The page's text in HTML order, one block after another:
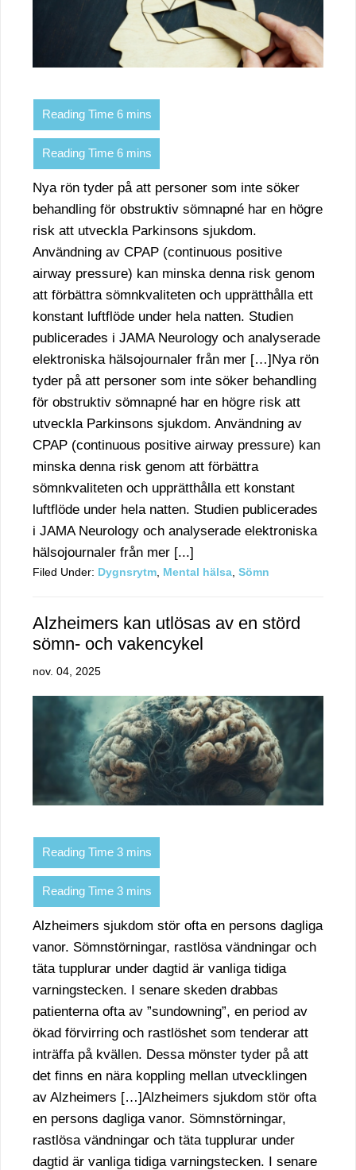
Nya rön tyder på att personer som inte söker
behandling för obstruktiv sömnapné har en högre
risk att utveckla Parkinsons sjukdom.
Användning av CPAP (continuous positive
airway pressure) kan minska denna risk genom
att förbättra sömnkvaliteten och upprätthålla ett
konstant luftflöde under hela natten. Studien
publicerades i JAMA Neurology och analyserade
elektroniska hälsojournaler från mer […]Nya rön
tyder på att personer som inte söker behandling
för obstruktiv sömnapné har en högre risk att
utveckla Parkinsons sjukdom. Användning av
CPAP (continuous positive airway pressure) kan
minska denna risk genom att förbättra
sömnkvaliteten och upprätthålla ett konstant
luftflöde under hela natten. Studien publicerades
i JAMA Neurology och analyserade elektroniska
hälsojournaler från mer [...]
Filed Under: Dygnsrytm Mental hälsa Sömn
Alzheimers kan utlösas av en störd
sömn- och vakencykel
nov. 04, 2025
Alzheimers sjukdom stör ofta en persons dagliga
vanor. Sömnstörningar, rastlösa vändningar och
täta tupplurar under dagtid är vanliga tidiga
varningstecken. I senare skeden drabbas
patienterna ofta av ”sundowning”, en period av
ökad förvirring och rastlöshet som tenderar att
inträffa på kvällen. Dessa mönster tyder på att
det finns en nära koppling mellan utvecklingen
av Alzheimers […]Alzheimers sjukdom stör ofta
en persons dagliga vanor. Sömnstörningar,
rastlösa vändningar och täta tupplurar under
dagtid är vanliga tidiga varningstecken. I senare